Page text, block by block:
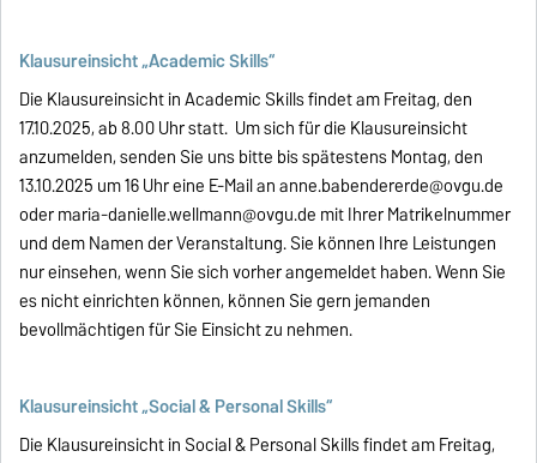
Klausureinsicht „Academic Skills“
Die Klausureinsicht in Academic Skills findet am Freitag, den
17.10.2025, ab 8.00 Uhr statt. Um sich für die Klausureinsicht
anzumelden, senden Sie uns bitte bis spätestens Montag, den
13.10.2025 um 16 Uhr eine E-Mail ananne.babendererde@ovgu.de
oder maria-danielle.wellmann@ovgu.de mit Ihrer Matrikelnummer
und dem Namen der Veranstaltung. Sie können Ihre Leistungen
nur einsehen, wenn Sie sich vorher angemeldet haben. Wenn Sie
es nicht einrichten können, können Sie gern jemanden
bevollmächtigen für Sie Einsicht zu nehmen.
Klausureinsicht „Social & Personal Skills“
Die Klausureinsicht in Social & Personal Skills findet am Freitag,